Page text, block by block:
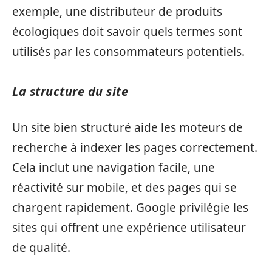
exemple, une distributeur de produits
écologiques doit savoir quels termes sont
utilisés par les consommateurs potentiels.
La structure du site
Un site bien structuré aide les moteurs de
recherche à indexer les pages correctement.
Cela inclut une navigation facile, une
réactivité sur mobile, et des pages qui se
chargent rapidement. Google privilégie les
sites qui offrent une expérience utilisateur
de qualité.